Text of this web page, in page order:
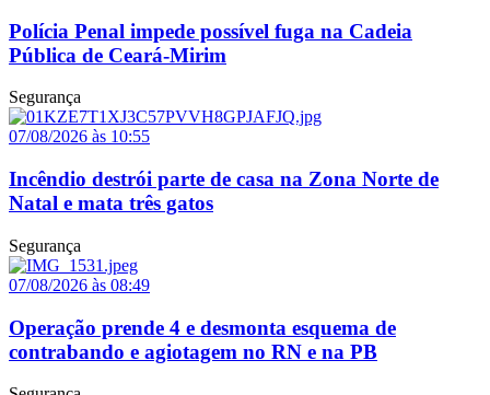
Polícia Penal impede possível fuga na Cadeia
Pública de Ceará-Mirim
Segurança
07/08/2026 às 10:55
Incêndio destrói parte de casa na Zona Norte de
Natal e mata três gatos
Segurança
07/08/2026 às 08:49
Operação prende 4 e desmonta esquema de
contrabando e agiotagem no RN e na PB